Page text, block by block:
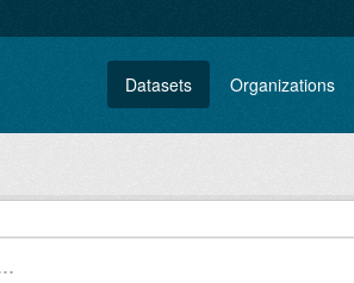
Datasets Organizations